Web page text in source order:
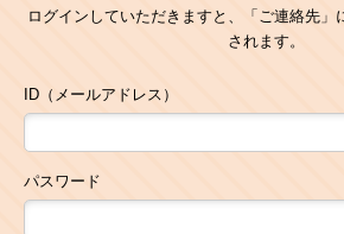
ログインしていただきますと、「ご連絡先」
されます。
ID（メールアドレス）
パスワード